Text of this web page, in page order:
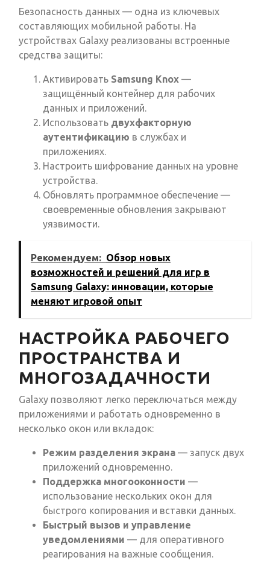
Безопасность данных — одна из ключевых
составляющих мобильной работы. На
устройствах Galaxy реализованы встроенные
средства защиты:
Активировать Samsung Knox —
защищённый контейнер для рабочих
данных и приложений.
Использовать двухфакторную
аутентификацию в службах и
приложениях.
Настроить шифрование данных на уровне
устройства.
Обновлять программное обеспечение —
своевременные обновления закрывают
уязвимости.
Рекомендуем: Обзор новых
возможностей и решений для игр в
Samsung Galaxy: инновации, которые
меняют игровой опыт
НАСТРОЙКА РАБОЧЕГО
ПРОСТРАНСТВА И
МНОГОЗАДАЧНОСТИ
Galaxy позволяют легко переключаться между
приложениями и работать одновременно в
несколько окон или вкладок:
Режим разделения экрана — запуск двух
приложений одновременно.
Поддержка многооконности —
использование нескольких окон для
быстрого копирования и вставки данных.
Быстрый вызов и управление
уведомлениями — для оперативного
реагирования на важные сообщения.